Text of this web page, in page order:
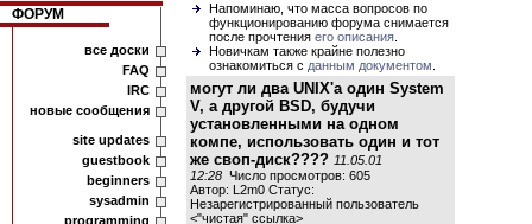
ФОРУМ
все доски
FAQ
IRC
новые сообщения
site updates
guestbook
beginners
sysadmin
programming
Напоминаю, что масса вопросов по
функционированию форума снимается
после прочтения его описания
Новичкам также крайне полезно
ознакомиться с данным документом
могут ли два UNIX'а один System
V, а другой BSD, будучи
установленными на одном
компе, использовать один и тот
же своп-диск???? 11.05.01
12:28 Число просмотров: 605
Автор: L2m0 Статус:
Незарегистрированный пользователь
<"чистая" ссылка>